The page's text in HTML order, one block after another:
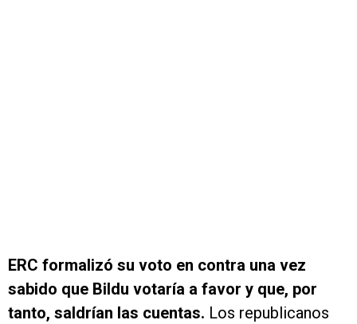
ERC formalizó su voto en contra una vez
sabido que Bildu votaría a favor y que, por
tanto, saldrían las cuentas. Los republicanos